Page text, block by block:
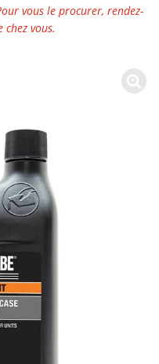
vous le procurer, rendez-
chez vous.